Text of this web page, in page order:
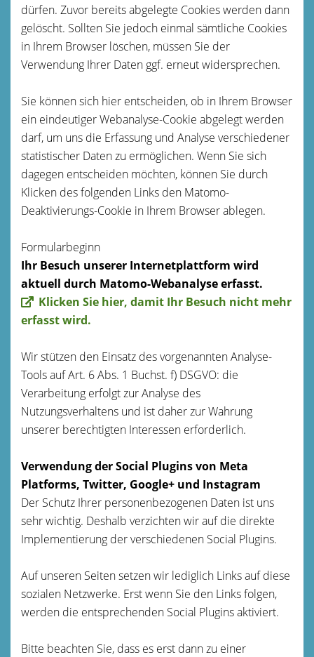
dürfen. Zuvor bereits abgelegte Cookies werden dann
gelöscht. Sollten Sie jedoch einmal sämtliche Cookies
in Ihrem Browser löschen, müssen Sie der
Verwendung Ihrer Daten ggf. erneut widersprechen.
Sie können sich hier entscheiden, ob in Ihrem Browser
ein eindeutiger Webanalyse-Cookie abgelegt werden
darf, um uns die Erfassung und Analyse verschiedener
statistischer Daten zu ermöglichen. Wenn Sie sich
dagegen entscheiden möchten, können Sie durch
Klicken des folgenden Links den Matomo-
Deaktivierungs-Cookie in Ihrem Browser ablegen.
Formularbeginn
Ihr Besuch unserer Internetplattform wird
aktuell durch Matomo-Webanalyse erfasst.
Klicken Sie hier, damit Ihr Besuch nicht mehr
erfasst wird.
Wir stützen den Einsatz des vorgenannten Analyse-
Tools auf Art. 6 Abs. 1 Buchst. f) DSGVO: die
Verarbeitung erfolgt zur Analyse des
Nutzungsverhaltens und ist daher zur Wahrung
unserer berechtigten Interessen erforderlich.
Verwendung der Social Plugins von Meta
Platforms, Twitter, Google+ und Instagram
Der Schutz Ihrer personenbezogenen Daten ist uns
sehr wichtig. Deshalb verzichten wir auf die direkte
Implementierung der verschiedenen Social Plugins.
Auf unseren Seiten setzen wir lediglich Links auf diese
sozialen Netzwerke. Erst wenn Sie den Links folgen,
werden die entsprechenden Social Plugins aktiviert.
Bitte beachten Sie, dass es erst dann zu einer